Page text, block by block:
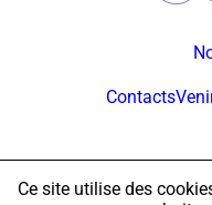
Contacts
Ce site utilise des